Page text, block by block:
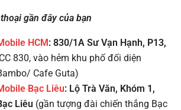
gần đây của bạn
HCM: 830/1A Sư Vạn Hạnh, P13,
830, vào hẻm khu phố đối diện
Cafe Guta)
Bạc Liêu: Lộ Trà Văn, Khóm 1,
Liêu (gần tượng đài chiến thắng Bạc